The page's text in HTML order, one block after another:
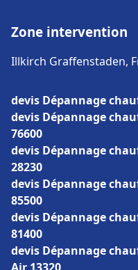
Zone intervention
Illkirch Graffenstaden,
devis Dépannage
devis Dépannage
76600
devis Dépannage
28230
devis Dépannage
85500
devis Dépannage
81400
devis Dépannage